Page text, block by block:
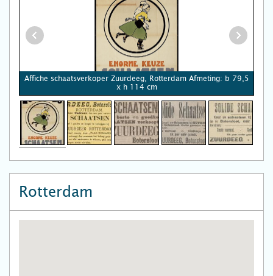
Affiche schaatsverkoper Zuurdeeg, Rotterdam Afmeting: b 79,5
x h 114 cm
Rotterdam